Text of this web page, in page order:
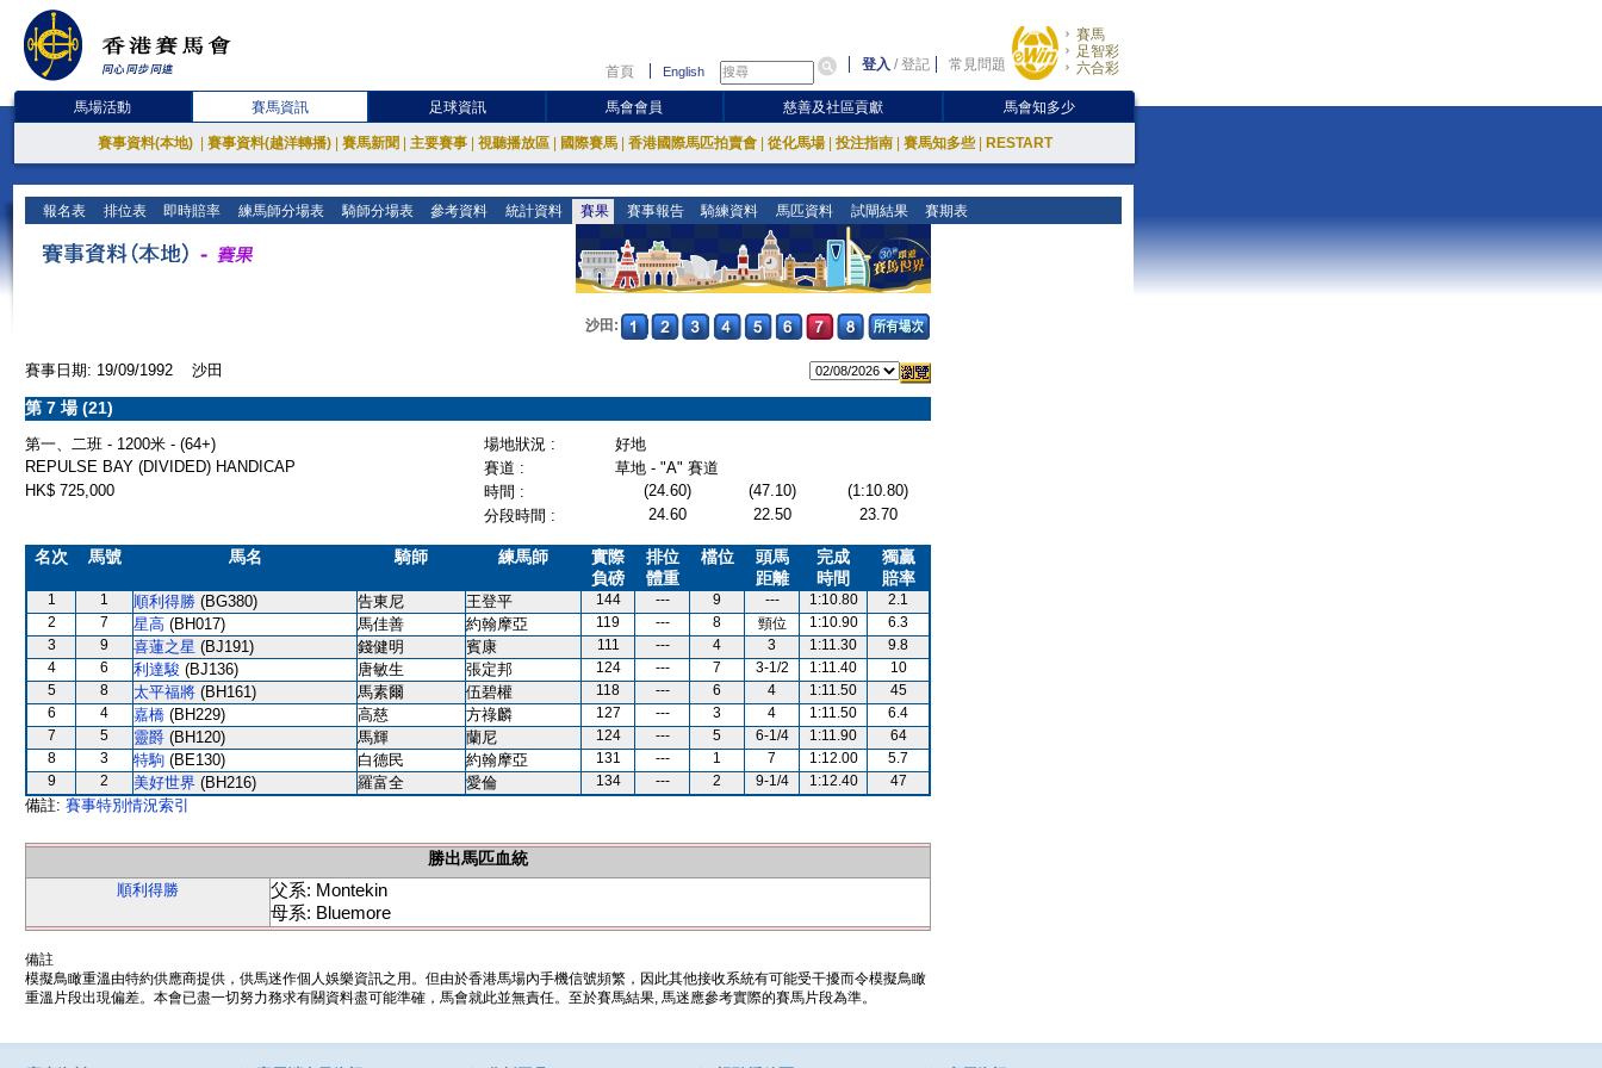
首頁 English 登入 /登記 常見問題
賽馬
足智彩
六合彩
馬場活動 賽馬資訊 足球資訊 馬會會員 慈善及社區貢獻 馬會知多少
賽事資料(本地) 賽事資料(越洋轉播) 賽馬新聞 主要賽事 視聽播放區 國際賽馬 香港國際馬匹拍賣會 從化馬場 投注指南 賽馬知多些 RESTART
報名表 排位表 即時賠率 練馬師分場表 騎師分場表 參考資料 統計資料 賽果 賽事報告 騎練資料 馬匹資料 試閘結果 賽期表
沙田:
賽事日期: 19/09/1992 沙田
第 7 場 (21)
第一、二班 - 1200米 - (64+) 場地狀況 :
好地
REPULSE BAY (DIVIDED) HANDICAP
賽道 :
草地 - "A" 賽道
HK$ 725,000
時間 : (24.60) (47.10)
(1:10.80)
分段時間 :
24.60 22.50 23.70
名次 馬號 馬名 騎師 練馬師
實際
負磅
排位
體重
檔位
頭馬
距離
完成
時間
獨贏
賠率
1 1 順利得勝 (BG380) 告東尼 王登平 144 --- 9 --- 1:10.80
2.1
2
7 星高 (BH017) 馬佳善 約翰摩亞 119 --- 8 頸位 1:10.90
6.3
3
9 喜蓮之星 (BJ191) 錢健明 賓康 111 --- 4 3 1:11.30
9.8
4
6 利達駿 (BJ136) 唐敏生 張定邦 124 --- 7 3-1/2 1:11.40
10
5
8 太平福將 (BH161) 馬素爾 伍碧權 118 --- 6 4 1:11.50
45
6
4 嘉橋 (BH229) 高慈 方祿麟 127 --- 3 4 1:11.50
6.4
7
5 靈爵 (BH120) 馬輝 蘭尼 124 --- 5 6-1/4 1:11.90
64
8
3 特駒 (BE130) 白德民 約翰摩亞 131 --- 1 7 1:12.00
5.7
9
2 美好世界 (BH216) 羅富全 愛倫 134 --- 2 9-1/4 1:12.40 47
備註: 賽事特別情況索引
勝出馬匹血統
順利得勝
父系: Montekin
母系: Bluemore
備註
模擬鳥瞰重溫由特約供應商提供，供馬迷作個人娛樂資訊之用。但由於香港馬場內手機信號頻繁，因此其他接收系統有可能受干擾而令模擬鳥瞰
重溫片段出現偏差。本會已盡一切努力務求有關資料盡可能準確，馬會就此並無責任。至於賽馬結果, 馬迷應參考實際的賽馬片段為準。